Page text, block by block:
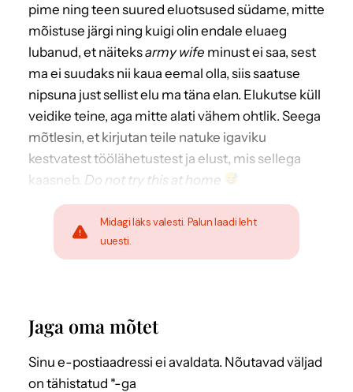
pime ning teen suured eluotsused südame, mitte
mõistuse järgi ning kuigi olin endale eluaeg
lubanud, et näiteksarmy wife minust ei saa, sest
ma ei suudaks nii kaua eemal olla, siis saatuse
nipsuna just sellist elu ma täna elan. Elukutse küll
veidike teine, aga mitte alati vähem ohtlik. Seega
mõtlesin, et kirjutan teile natuke igaviku
kestvatest töölähetustest ja elust, mis sellega
kaasneb. Do not try this at home
Midagi läks valesti. Palun laadi leht
uuesti.
Jaga oma mõtet
Sinu e-postiaadressi ei avaldata. Nõutavad väljad
on tähistatud *-ga